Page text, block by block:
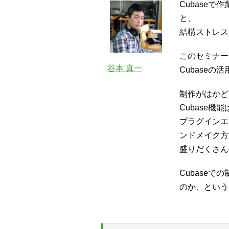
谷本 真一
Cubaseで作
と、
結構ストレ
このセミナ
Cubaseの活
制作がはか
Cubase機能
プラグイン
ンドメイク
盛りだくさ
Cubaseでの
のか、とい